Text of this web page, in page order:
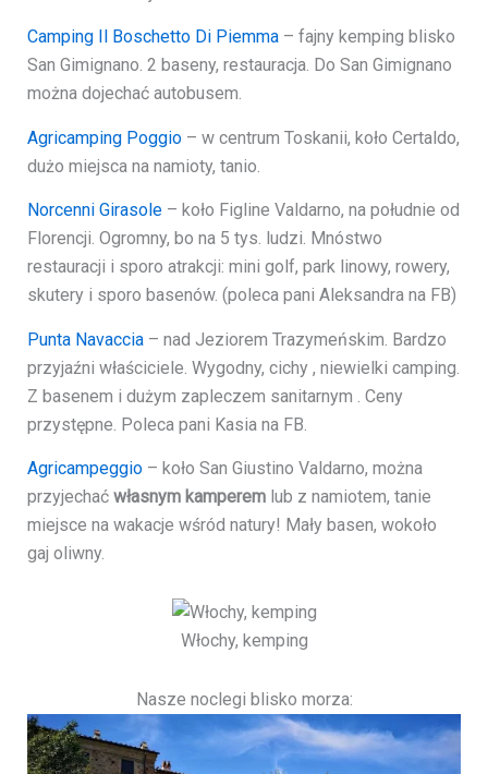
Camping Il Boschetto Di Piemma– fajny kemping blisko
San Gimignano. 2 baseny, restauracja. Do San Gimignano
można dojechać autobusem.
Agricamping Poggio– w centrum Toskanii, koło Certaldo,
dużo miejsca na namioty, tanio.
Norcenni Girasole– koło Figline Valdarno, na południe od
Florencji. Ogromny, bo na 5 tys. ludzi. Mnóstwo
restauracji i sporo atrakcji: mini golf, park linowy, rowery,
skutery i sporo basenów. (poleca pani Aleksandra na FB)
Punta Navaccia– nad Jeziorem Trazymeńskim. Bardzo
przyjaźni właściciele. Wygodny, cichy , niewielki camping.
Z basenem i dużym zapleczem sanitarnym . Ceny
przystępne. Poleca pani Kasia na FB.
Agricampeggio – koło San Giustino Valdarno, można
przyjechaćwłasnym kamperemlub z namiotem, tanie
miejsce na wakacje wśród natury! Mały basen, wokoło
gaj oliwny.
Włochy, kemping
Nasze noclegi blisko morza: